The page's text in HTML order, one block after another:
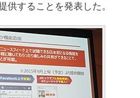
供することを発表した。